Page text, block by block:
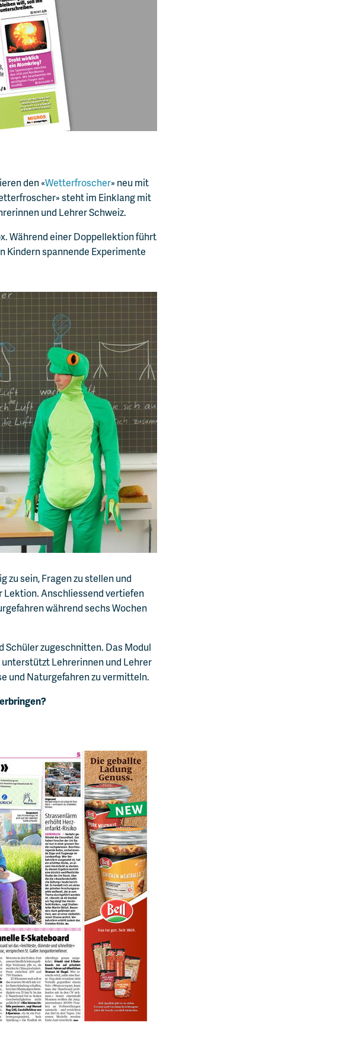
den «Wetterfroscher» neu mit
steht im Einklang mit
und Lehrer Schweiz.
Während einer Doppellektion führt
Kindern spannende Experimente
zu sein, Fragen zu stellen und
Lektion. Anschliessend vertiefen
während sechs Wochen
Schüler zugeschnitten. Das Modul
Lehrerinnen und Lehrer
und Naturgefahren zu vermitteln.